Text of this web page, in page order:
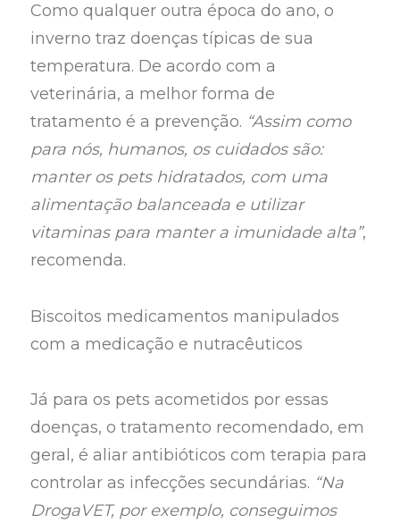
Como qualquer outra época do ano, o
inverno traz doenças típicas de sua
temperatura. De acordo com a
veterinária, a melhor forma de
tratamento é a prevenção. “Assim como
para nós, humanos, os cuidados são:
manter os pets hidratados, com uma
alimentação balanceada e utilizar
vitaminas para manter a imunidade alta”,
recomenda.
Biscoitos medicamentos manipulados
com a medicação e nutracêuticos
Já para os pets acometidos por essas
doenças, o tratamento recomendado, em
geral, é aliar antibióticos com terapia para
controlar as infecções secundárias. “Na
DrogaVET, por exemplo, conseguimos